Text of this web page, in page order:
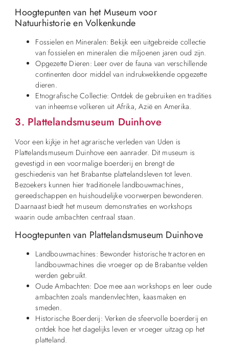
Hoogtepunten van het Museum voor
Natuurhistorie en Volkenkunde
Fossielen en Mineralen: Bekijk een uitgebreide collectie
van fossielen en mineralen die miljoenen jaren oud zijn.
Opgezette Dieren: Leer over de fauna van verschillende
continenten door middel van indrukwekkende opgezette
dieren.
Etnografische Collectie: Ontdek de gebruiken en tradities
van inheemse volkeren uit Afrika, Azië en Amerika.
3. Plattelandsmuseum Duinhove
Voor een kijkje in het agrarische verleden van Uden is
Plattelandsmuseum Duinhove een aanrader. Dit museum is
gevestigd in een voormalige boerderij en brengt de
geschiedenis van het Brabantse plattelandsleven tot leven.
Bezoekers kunnen hier traditionele landbouwmachines,
gereedschappen en huishoudelijke voorwerpen bewonderen.
Daarnaast biedt het museum demonstraties en workshops
waarin oude ambachten centraal staan.
Hoogtepunten van Plattelandsmuseum Duinhove
Landbouwmachines: Bewonder historische tractoren en
landbouwmachines die vroeger op de Brabantse velden
werden gebruikt.
Oude Ambachten: Doe mee aan workshops en leer oude
ambachten zoals mandenvlechten, kaasmaken en
smeden.
Historische Boerderij: Verken de sfeervolle boerderij en
ontdek hoe het dagelijks leven er vroeger uitzag op het
platteland.